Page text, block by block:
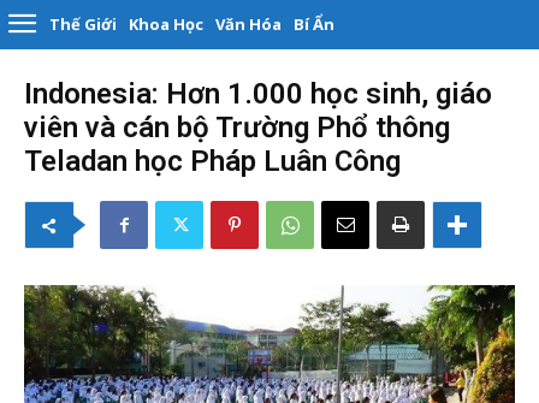
Thế Giới Khoa Học Văn Hóa Bí Ẩn
Indonesia: Hơn 1.000 học sinh, giáo
viên và cán bộ Trường Phổ thông
Teladan học Pháp Luân Công